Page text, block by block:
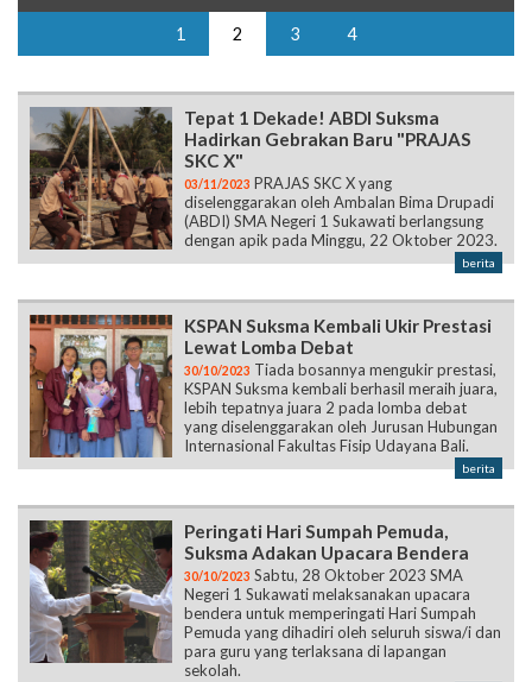
1 2 3 4
Tepat 1 Dekade! ABDI Suksma
Hadirkan Gebrakan Baru "PRAJAS
SKC X"
03/11/2023 PRAJAS SKC X yang
diselenggarakan oleh Ambalan Bima Drupadi
(ABDI) SMA Negeri 1 Sukawati berlangsung
dengan apik pada Minggu, 22 Oktober 2023.
berita
KSPAN Suksma Kembali Ukir Prestasi
Lewat Lomba Debat
30/10/2023 Tiada bosannya mengukir prestasi,
KSPAN Suksma kembali berhasil meraih juara,
lebih tepatnya juara 2 pada lomba debat
yang diselenggarakan oleh Jurusan Hubungan
Internasional Fakultas Fisip Udayana Bali.
berita
Peringati Hari Sumpah Pemuda,
Suksma Adakan Upacara Bendera
30/10/2023 Sabtu, 28 Oktober 2023 SMA
Negeri 1 Sukawati melaksanakan upacara
bendera untuk memperingati Hari Sumpah
Pemuda yang dihadiri oleh seluruh siswa/i dan
para guru yang terlaksana di lapangan
sekolah.